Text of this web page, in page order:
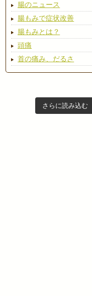
腸のニュース
腸もみで症状改善
腸もみとは？
頭痛
首の痛み、だるさ
さらに読み込む